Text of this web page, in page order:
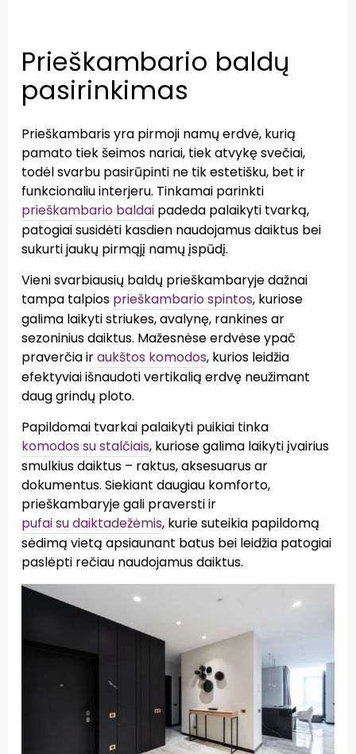
Prieškambario baldų
pasirinkimas
Prieškambaris yra pirmoji namų erdvė, kurią
pamato tiek šeimos nariai, tiek atvykę svečiai,
todėl svarbu pasirūpinti ne tik estetišku, bet ir
funkcionaliu interjeru. Tinkamai parinkti
prieškambario baldai padeda palaikyti tvarką,
patogiai susidėti kasdien naudojamus daiktus bei
sukurti jaukų pirmąjį namų įspūdį.
Vieni svarbiausių baldų prieškambaryje dažnai
tampa talpios prieškambario spintos, kuriose
galima laikyti striukes, avalynę, rankines ar
sezoninius daiktus. Mažesnėse erdvėse ypač
praverčia iraukštos komodos, kurios leidžia
efektyviai išnaudoti vertikalią erdvę neužimant
daug grindų ploto.
Papildomai tvarkai palaikyti puikiai tinka
komodos su stalčiais, kuriose galima laikyti įvairius
smulkius daiktus – raktus, aksesuarus ar
dokumentus. Siekiant daugiau komforto,
prieškambaryje gali praversti ir
pufai su daiktadežėmis, kurie suteikia papildomą
sėdimą vietą apsiaunant batus bei leidžia patogiai
paslėpti rečiau naudojamus daiktus.